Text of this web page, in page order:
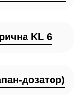
KL 6
дозатор)